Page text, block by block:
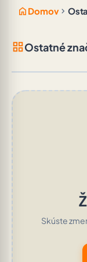
home Domov chevron_right
grid_viewOstatné
Skúste